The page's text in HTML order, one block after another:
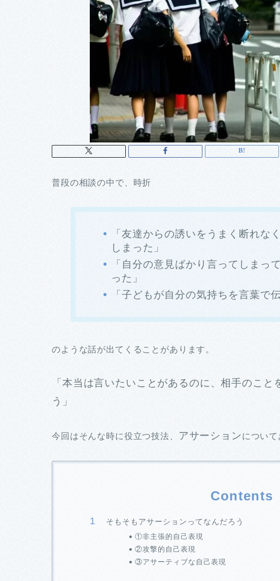
普段の相談の中で、時折
「友達からの誘いをうまく断れな
しまった」
「自分の意見ばかり言ってしまっ
った」
「子どもが自分の気持ちを言葉で
のような話が出てくることがあります。
「本当は言いたいことがあるのに、相手のこと
う」
今回はそんな時に役立つ技法、 アサーション について
Contents
そもそもアサーションってなんだろう
①非主張的自己表現
②攻撃的自己表現
③アサーティブな自己表現